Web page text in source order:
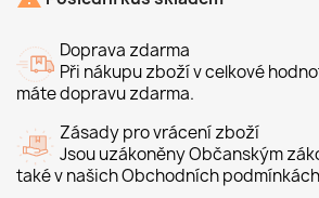
Doprava zdarma
Při nákupu zboží v celkové
máte dopravu zdarma.
Zásady pro vrácení zboží
Jsou uzákoněny Občanským
také v našich Obchodních